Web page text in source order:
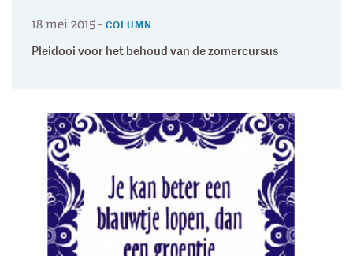
18 mei 2015 - COLUMN
Pleidooi voor het behoud van de zomercursus